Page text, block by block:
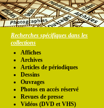
Recherches spécifiques dans les
collections
Affiches
Archives
Articles de périodiques
Dessins
Ouvrages
Photos en accés réservé
Revues de presse
Vidéos (DVD et VHS)